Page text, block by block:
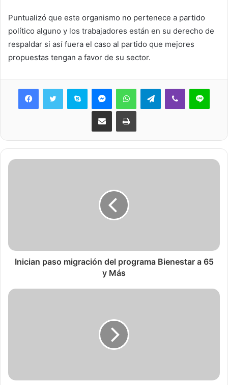
Puntualizó que este organismo no pertenece a partido
político alguno y los trabajadores están en su derecho de
respaldar si así fuera el caso al partido que mejores
propuestas tengan a favor de su sector.
Skype MessengerWhatsAppTelegramViber Line
Share via Email Print
Inician paso migración del programa Bienestar a 65
y Más